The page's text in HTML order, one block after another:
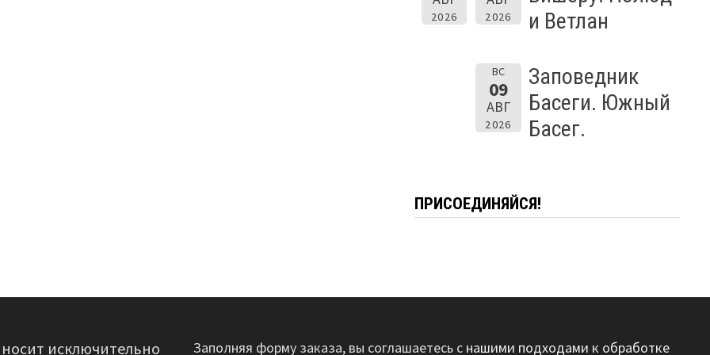
2026 2026
и Ветлан
ВС
09
АВГ
2026
Заповедник
Басеги. Южный
Басег.
ПРИСОЕДИНЯЙСЯ!
исключительно Заполняя форму заказа, вы соглашаетесь с нашими подходами к обработке